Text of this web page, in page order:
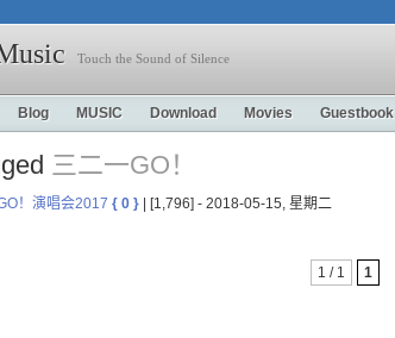
Touch the Sound of Silence
Blog MUSIC Download Movies Guestbook
三二一GO！
！演唱会2017 { 0 } | [1,796] - 2018-05-15, 星期二
1 / 1 1